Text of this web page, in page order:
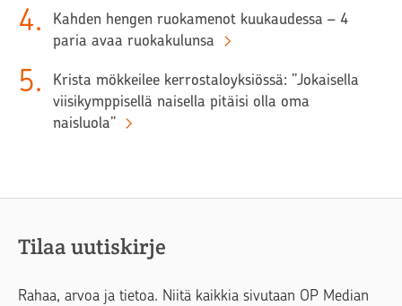
4.
Kahden hengen ruokamenot kuukaudessa – 4
paria avaa ruokakulunsa
5.
Krista mökkeilee kerrostaloyksiössä: ”Jokaisella
viisikymppisellä naisella pitäisi olla oma
naisluola”
Tilaa uutiskirje
Rahaa, arvoa ja tietoa. Niitä kaikkia sivutaan OP Median